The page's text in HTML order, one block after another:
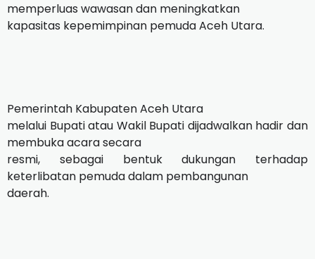
memperluas wawasan dan meningkatkan
kapasitas kepemimpinan pemuda Aceh Utara.
Pemerintah Kabupaten Aceh Utara
melalui Bupati atau Wakil Bupati dijadwalkan hadir dan
membuka acara secara
resmi, sebagai bentuk dukungan terhadap
keterlibatan pemuda dalam pembangunan
daerah.